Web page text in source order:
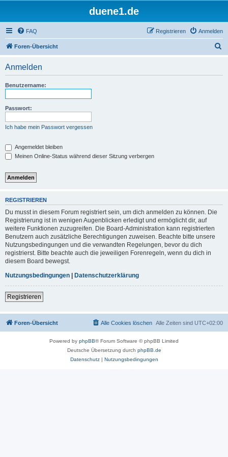
duene1.de
FAQ Anmelden
Registrieren
Foren-Übersicht
Anmelden
Benutzername:
Passwort:
Ich habe mein Passwort vergessen
Angemeldet bleiben
Meinen Online-Status während dieser Sitzung verbergen
REGISTRIEREN
Du musst in diesem Forum registriert sein, um dich anmelden zu können. Die
Registrierung ist in wenigen Augenblicken erledigt und ermöglicht dir, auf
weitere Funktionen zuzugreifen. Die Board-Administration kann registrierten
Benutzern auch zusätzliche Berechtigungen zuweisen. Beachte bitte unsere
Nutzungsbedingungen und die verwandten Regelungen, bevor du dich
registrierst. Bitte beachte auch die jeweiligen Forenregeln, wenn du dich in
diesem Board bewegst.
Nutzungsbedingungen | Datenschutzerklärung
Registrieren
Foren-Übersicht Alle Zeiten sind UTC+02:00
Alle Cookies löschen
Powered by phpBB® Forum Software © phpBB Limited
Deutsche Übersetzung durch phpBB.de
Datenschutz| Nutzungsbedingungen